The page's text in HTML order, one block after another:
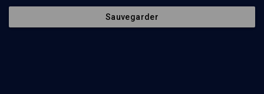
Sauvegarder